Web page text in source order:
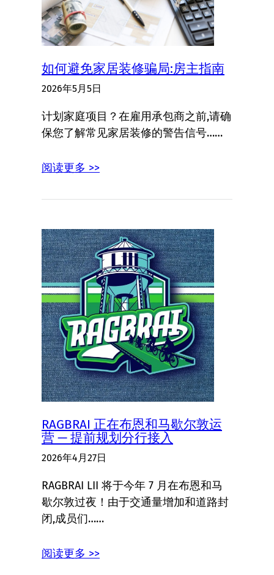
如何避免家居装修骗局:房主指南
2026年5月5日
计划家庭项目？在雇用承包商之前,请确
保您了解常见家居装修的警告信号……
阅读更多 >>
RAGBRAI 正在布恩和马歇尔敦运
营 — 提前规划分行接入
2026年4月27日
RAGBRAI LII 将于今年 7 月在布恩和马
歇尔敦过夜！由于交通量增加和道路封
闭,成员们……
阅读更多 >>